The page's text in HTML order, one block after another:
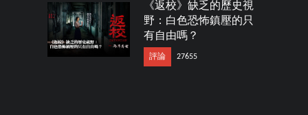
《返校》缺乏的歷史視
野：白色恐怖鎮壓的只
有自由嗎？
評論 27655